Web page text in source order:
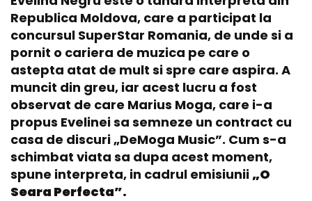
Republica Moldova, care a participat la
concursul SuperStar Romania, de unde si a
pornit o cariera de muzica pe care o
astepta atat de mult si spre care aspira. A
muncit din greu, iar acest lucru a fost
observat de care Marius Moga, care i-a
propus Evelinei sa semneze un contract cu
casa de discuri „DeMoga Music”. Cum s-a
schimbat viata sa dupa acest moment,
spune interpreta, in cadrul emisiunii „O
Seara Perfecta”.